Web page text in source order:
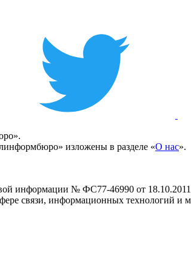
изложены в разделе «О нас».
информации № ФС77-46990 от 18.10.2011
связи, информационных технологий и